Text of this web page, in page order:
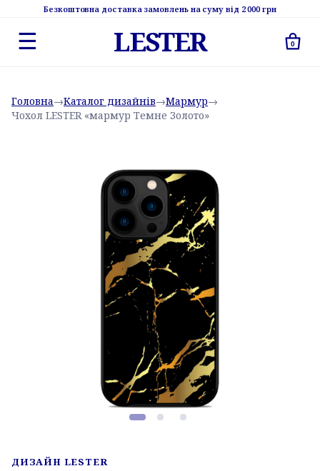
Безкоштовна доставка замовлень на суму від 2 000 грн
☰ LESTER 0
Головна→Каталог дизайнів→Мармур→
Чохол LESTER «мармур Темне Золото»
ДИЗАЙН LESTER